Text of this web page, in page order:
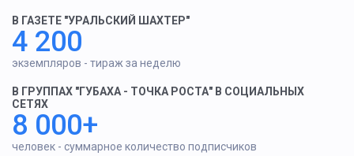
В ГАЗЕТЕ "УРАЛЬСКИЙ ШАХТЕР"
4 200
экземпляров - тираж за неделю
В ГРУППАХ "ГУБАХА - ТОЧКА РОСТА" В СОЦИАЛЬНЫХ
СЕТЯХ
8 000+
человек - суммарное количество подписчиков